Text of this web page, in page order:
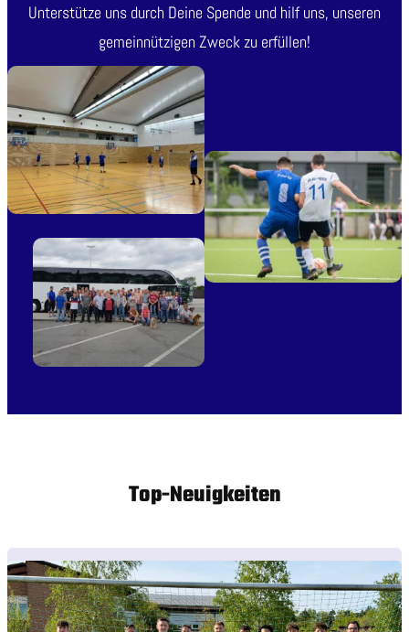
Unterstütze uns durch Deine Spende und hilf uns, unseren
gemeinnützigen Zweck zu erfüllen!
Top-Neuigkeiten